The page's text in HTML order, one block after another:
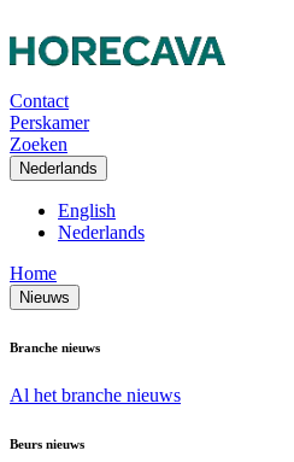
Contact
Perskamer
Zoeken
Nederlands
English
Nederlands
Home
Nieuws
Branche nieuws
Al het branche nieuws
Beurs nieuws